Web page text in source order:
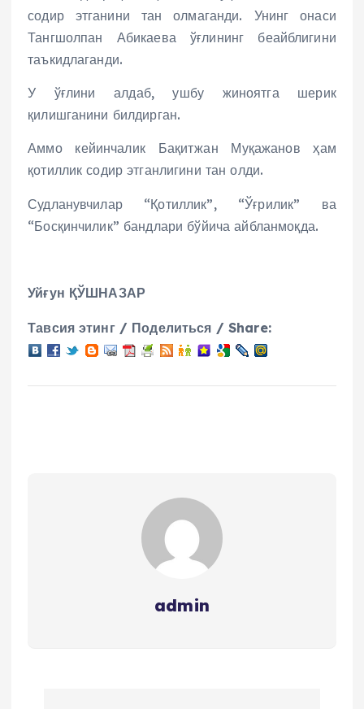
содир этганини тан олмаганди. Унинг онаси
Тангшолпан Абикаева ўғлининг беайблигини
таъкидлаганди.
У ўғлини алдаб, ушбу жиноятга шерик
қилишганини билдирган.
Аммо кейинчалик Бақитжан Муқажанов ҳам
қотиллик содир этганлигини тан олди.
Судланувчилар “Қотиллик”, “Ўғрилик” ва
“Босқинчилик” бандлари бўйича айбланмоқда.
Уйғун ҚЎШНАЗАР
Тавсия этинг / Поделиться / Share:
admin